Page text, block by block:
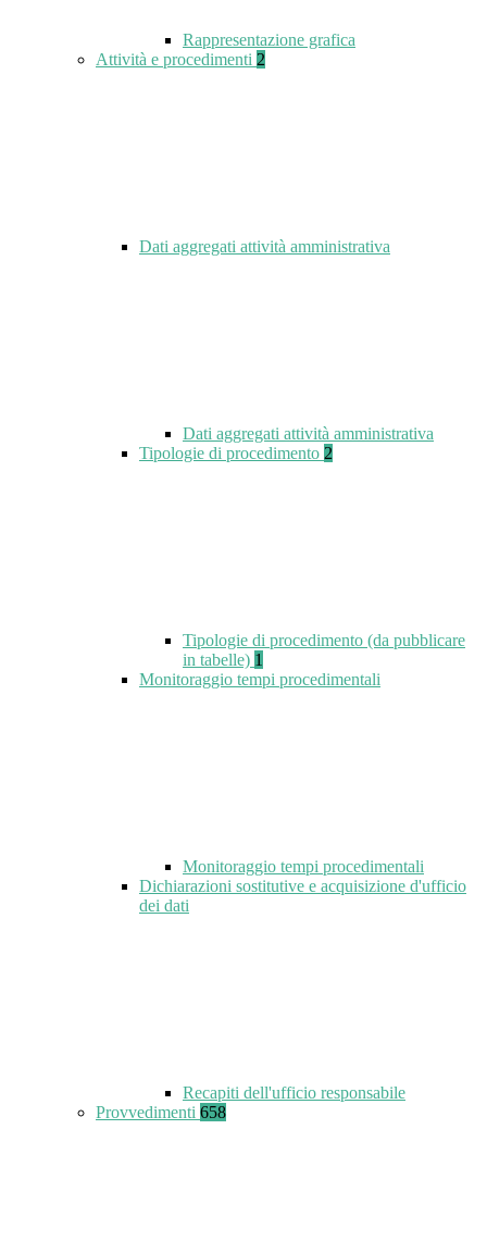
Rappresentazione grafica
Attività e procedimenti 2
Dati aggregati attività amministrativa
Dati aggregati attività amministrativa
Tipologie di procedimento 2
Tipologie di procedimento (da pubblicare
in tabelle) 1
Monitoraggio tempi procedimentali
Monitoraggio tempi procedimentali
Dichiarazioni sostitutive e acquisizione d'ufficio
dei dati
Recapiti dell'ufficio responsabile
Provvedimenti 658